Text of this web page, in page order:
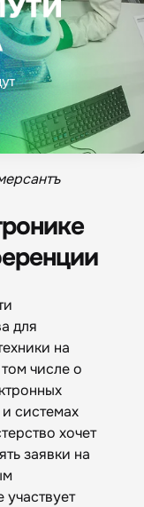
для
на
числе о
системах
хочет
заявки на